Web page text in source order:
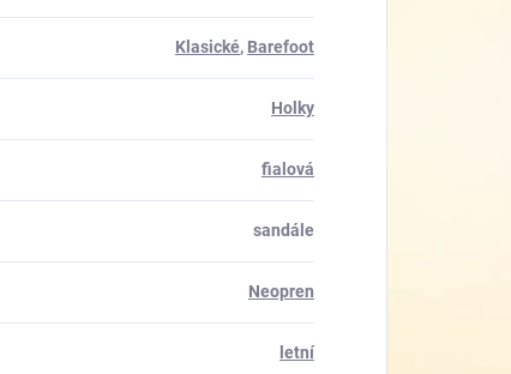
Klasické, Barefoot
Holky
fialová
sandále
Neopren
letní